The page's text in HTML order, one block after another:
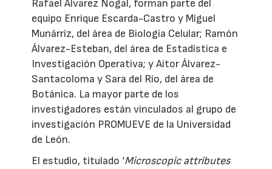
Rafael Álvarez Nogal, forman parte del
equipo Enrique Escarda-Castro y Miguel
Munárriz, del área de Biología Celular; Ramón
Álvarez-Esteban, del área de Estadística e
Investigación Operativa; y Aitor Álvarez-
Santacoloma y Sara del Río, del área de
Botánica. La mayor parte de los
investigadores están vinculados al grupo de
investigación PROMUEVE de la Universidad
de León.
El estudio, titulado ‘Microscopic attributes